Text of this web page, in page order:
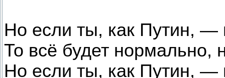
Но если ты, как Путин, —
То всё будет нормально,
Но если ты, как Путин, —